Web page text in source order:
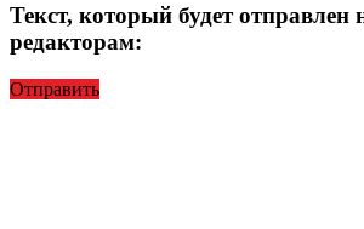
Текст, который будет
редакторам:
Отправить